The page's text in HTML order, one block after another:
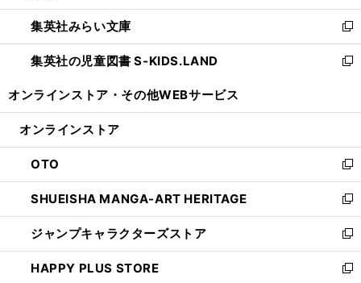
開
く
ウ
で
開
く
ン
ド
ウ
で
ウ
ィ
ン
ド
開
集英社みらい文庫
新
し
い
ン
ウ
で
開
く
集英社の児童図書 S-KIDS.LAND
新
ウ
ン
ド
ウ
で
開
く
オンラインストア・ その他WEBサービス
オンラインストア
OTO
新
し
い
ウ
ィ
ン
ド
SHUEISHA MANGA-ART HERITAGE
新
し
い
ウ
ィ
ジャンプキャラクターズストア
新
し
い
HAPPY PLUS STORE
新